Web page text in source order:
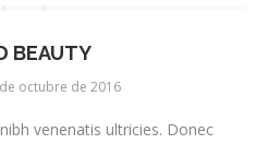
BEAUTY
octubre de 2016
venenatis ultricies. Donec